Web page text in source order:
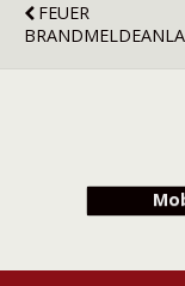
FEUER